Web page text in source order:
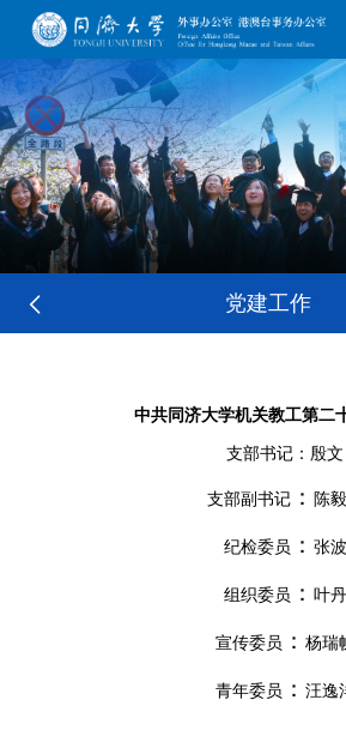
党建工作
中共同济大学机关教工第二
支部书记：殷文
支部副书记： 陈
纪检委员 ： 张波
组织委员 ： 叶丹
宣传委员 ： 杨瑞
青年委员 ： 汪逸